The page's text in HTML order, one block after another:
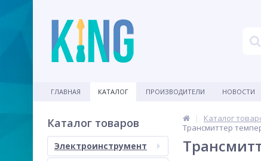
ГЛАВНАЯ КАТАЛОГ ПРОИЗВОДИТЕЛИ НОВОСТИ
Каталог товаров
Электроинструмент
Каталог
Трансмиттер